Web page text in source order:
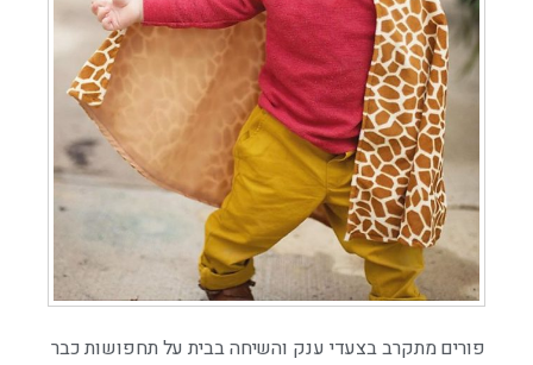
פורים מתקרב בצעדי ענק והשיחה בבית על תחפושות כבר